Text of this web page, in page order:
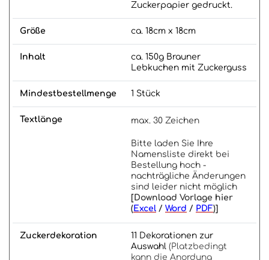
Zuckerpapier gedruckt.
Größe ca. 18cm x 18cm
Inhalt
ca. 150g Brauner
Lebkuchen mit Zuckerguss
Mindestbestellmenge 1 Stück
Textlänge max. 30 Zeichen
Bitte laden Sie Ihre
Namensliste direkt bei
Bestellung hoch -
nachträgliche Änderungen
sind leider nicht möglich
[Download Vorlage hier
(Excel / Word / PDF)]
Zuckerdekoration
11 Dekorationen zur
Auswahl (Platzbedingt
kann die Anordung